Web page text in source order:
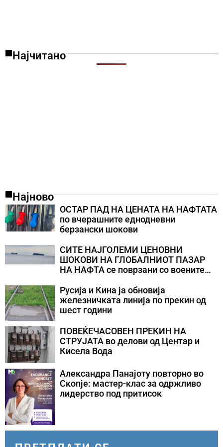
Најчитано
Најново
ОСТАР ПАД НА ЦЕНАТА НА НАФТАТА
по вчерашните еднодневни
берзански шокови
СИТЕ НАЈГОЛЕМИ ЦЕНОВНИ
ШОКОВИ НА ГЛОБАЛНИОТ ПАЗАР
НА НАФТА се поврзани со воените
Русија и Кина ја обновија
железничката линија по прекин од
шест години
ПОВЕЌЕЧАСОВЕН ПРЕКИН НА
СТРУЈАТА во делови од Центар и
Кисела Вода
Александра Панајоту повторно во
Скопје: мастер-клас за одржливо
лидерство под притисок